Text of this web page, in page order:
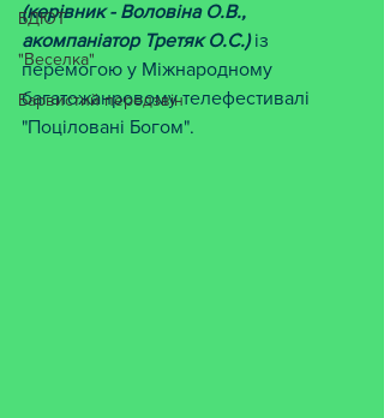
БДЮТ
"Веселка"
Барвистий передзвін
(керівник - Воловіна О.В.,
акомпаніатор Третяк О.С.) із
перемогою у Міжнародному
багатожанровому телефестивалі
"Поціловані Богом".